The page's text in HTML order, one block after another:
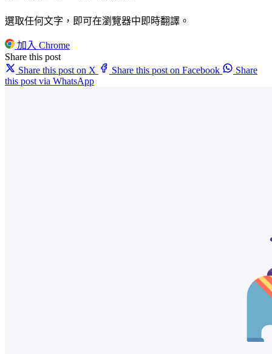
選取任何文字，即可在瀏覽器中即時翻譯。
加入 Chrome
Share this post
Share this post on X
Share this post on Facebook
Share
this post via WhatsApp